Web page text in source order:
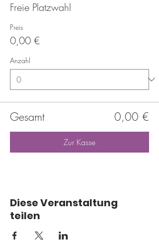
Freie Platzwahl
Preis
0,00 €
Anzahl
Gesamt 0,00 €
Zur Kasse
Diese Veranstaltung
teilen